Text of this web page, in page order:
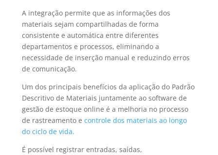
A integração permite que as informações dos
materiais sejam compartilhadas de forma
consistente e automática entre diferentes
departamentos e processos, eliminando a
necessidade de inserção manual e reduzindo erros
de comunicação.
Um dos principais benefícios da aplicação do Padrão
Descritivo de Materiais juntamente ao software de
gestão de estoque online é a melhoria no processo
de rastreamento e controle dos materiais ao longo
do ciclo de vida.
É possível registrar entradas, saídas,